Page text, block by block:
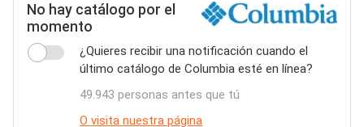
No hay catálogo por el
momento
¿Quieres recibir una notificación cuando el
último catálogo de Columbia esté en línea?
49.943 personas antes que tú
O visita nuestra página